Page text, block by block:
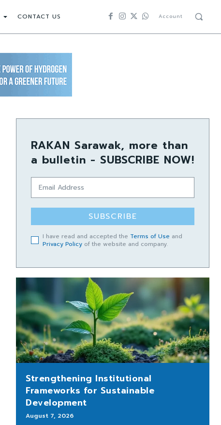
CONTACT US Account
RAKAN Sarawak, more than
a bulletin - SUBSCRIBE NOW!
SUBSCRIBE
I have read and accepted the Terms of Use and
Privacy Policy of the website and company.
Strengthening Institutional
Frameworks for Sustainable
Development
August 7, 2026